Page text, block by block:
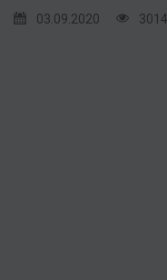
03.09.2020 3014